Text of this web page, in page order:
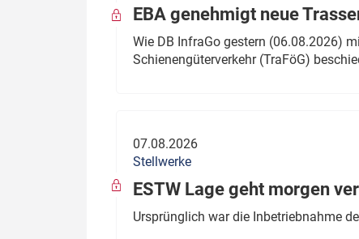
Verbände: Wer spricht für
wen?
Thema des Monats
Dossier: Generalsanierung
Dossier: ETCS
ÖPNV
EBA genehmigt neue
Wie DB InfraGo gestern (06.08.2026)
Schienengüterverkehr (TraFöG)
07.08.2026
Stellwerke
ESTW Lage geht morgen
Ursprünglich war die Inbetriebnahme